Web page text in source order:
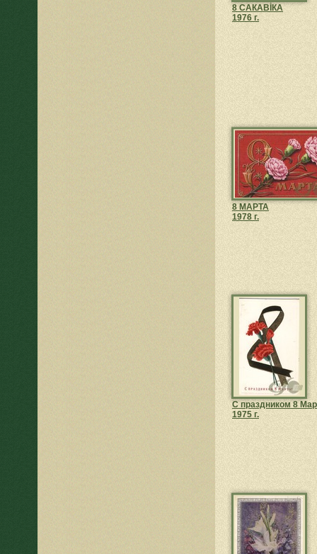
8 САКАВİКА
1976 г.
8 МАРТА
1978 г.
С праздником 8
1975 г.